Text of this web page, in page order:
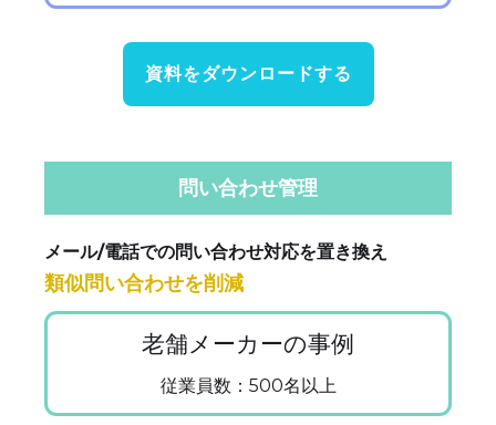
資料をダウンロードする
問い合わせ管理
メール/電話での問い合わせ対応を置き換え
類似問い合わせを削減
老舗メーカーの事例
従業員数：500名以上